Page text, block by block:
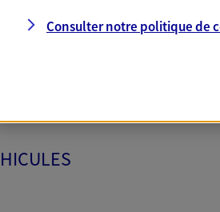
Consulter notre politique de